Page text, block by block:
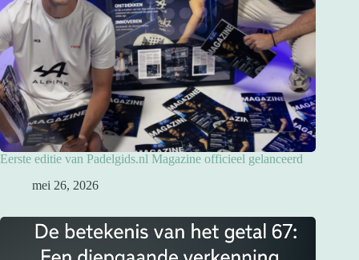
Eerste editie van Padelgids.nl Magazine officieel gelanceerd
mei 26, 2026